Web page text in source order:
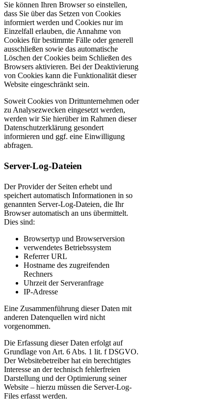
Sie können Ihren Browser so einstellen,
dass Sie über das Setzen von Cookies
informiert werden und Cookies nur im
Einzelfall erlauben, die Annahme von
Cookies für bestimmte Fälle oder generell
ausschließen sowie das automatische
Löschen der Cookies beim Schließen des
Browsers aktivieren. Bei der Deaktivierung
von Cookies kann die Funktionalität dieser
Website eingeschränkt sein.
Soweit Cookies von Drittunternehmen oder
zu Analysezwecken eingesetzt werden,
werden wir Sie hierüber im Rahmen dieser
Datenschutzerklärung gesondert
informieren und ggf. eine Einwilligung
abfragen.
Server-Log-Dateien
Der Provider der Seiten erhebt und
speichert automatisch Informationen in so
genannten Server-Log-Dateien, die Ihr
Browser automatisch an uns übermittelt.
Dies sind:
Browsertyp und Browserversion
verwendetes Betriebssystem
Referrer URL
Hostname des zugreifenden
Rechners
Uhrzeit der Serveranfrage
IP-Adresse
Eine Zusammenführung dieser Daten mit
anderen Datenquellen wird nicht
vorgenommen.
Die Erfassung dieser Daten erfolgt auf
Grundlage von Art. 6 Abs. 1 lit. f DSGVO.
Der Websitebetreiber hat ein berechtigtes
Interesse an der technisch fehlerfreien
Darstellung und der Optimierung seiner
Website – hierzu müssen die Server-Log-
Files erfasst werden.